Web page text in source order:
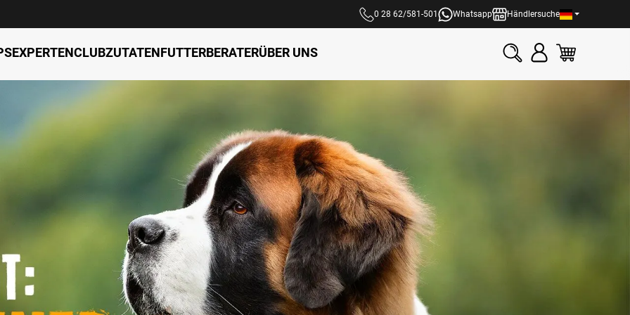
0 28 62/581-501 Whatsapp Händlersuche
EXPERTENCLUBZUTATENFUTTERBERATERÜBER UNS